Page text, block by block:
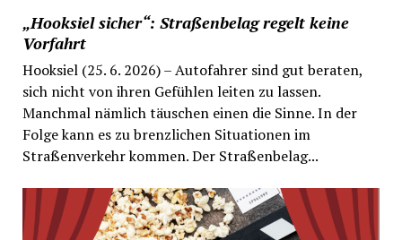
„Hooksiel sicher“: Straßenbelag regelt keine
Vorfahrt
Hooksiel (25. 6. 2026) – Autofahrer sind gut beraten,
sich nicht von ihren Gefühlen leiten zu lassen.
Manchmal nämlich täuschen einen die Sinne. In der
Folge kann es zu brenzlichen Situationen im
Straßenverkehr kommen. Der Straßenbelag...